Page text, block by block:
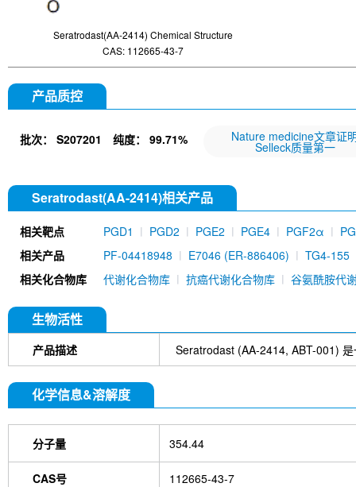
Seratrodast(AA-2414) Chemical Structure
CAS: 112665-43-7
产品质控
批次： S207201 纯度： 99.71% Nature medicine文章证
Selleck质量第一
Seratrodast(AA-2414)相关产品
相关靶点 PGD1 PGD2 PGE2 PGE4 PGF2α
相关产品
PF-04418948 E7046 (ER-886406)
TG4-155
相关化合物库
代谢化合物库 抗癌代谢化合物库 谷氨酰胺代
生物活性
产品描述 Seratrodast (AA-2414, ABT-001)
化学信息&溶解度
分子量 354.44
CAS号 112665-43-7